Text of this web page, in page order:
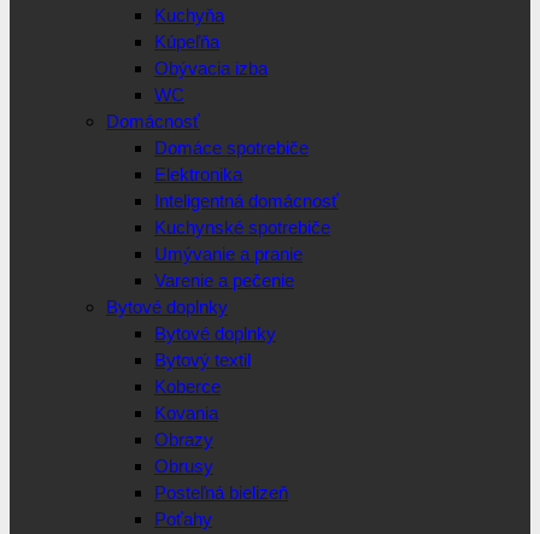
Kuchyňa
Kúpeľňa
Obývacia izba
WC
Domácnosť
Domáce spotrebiče
Elektronika
Inteligentná domácnosť
Kuchynské spotrebiče
Umývanie a pranie
Varenie a pečenie
Bytové doplnky
Bytové doplnky
Bytový textil
Koberce
Kovania
Obrazy
Obrusy
Posteľná bielizeň
Poťahy